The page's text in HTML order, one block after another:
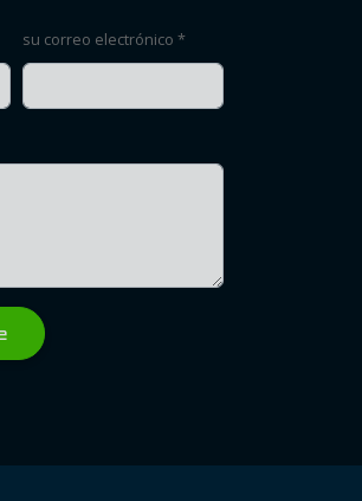
su correo electrónico *